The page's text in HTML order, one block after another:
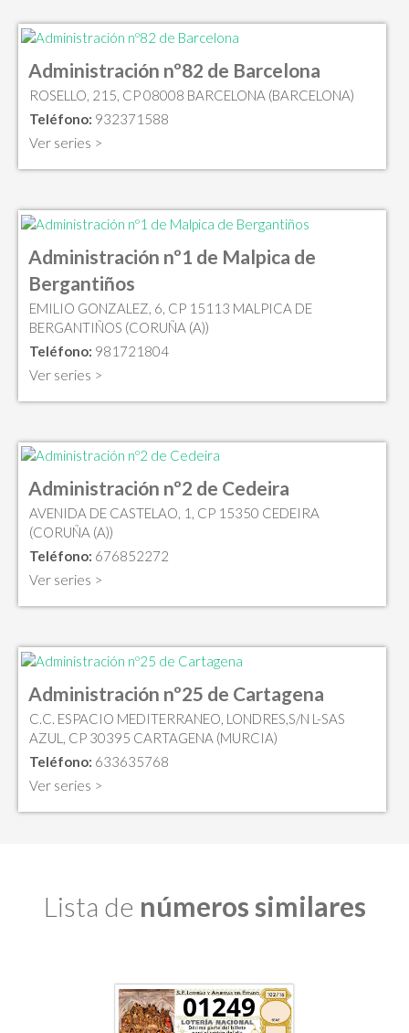
Administración nº82 de Barcelona
ROSELLO, 215, CP 08008 BARCELONA (BARCELONA)
Teléfono: 932371588
Ver series >
Administración nº1 de Malpica de
Bergantiños
EMILIO GONZALEZ, 6, CP 15113 MALPICA DE
BERGANTIÑOS (CORUÑA (A))
Teléfono: 981721804
Ver series >
Administración nº2 de Cedeira
AVENIDA DE CASTELAO, 1, CP 15350 CEDEIRA
(CORUÑA (A))
Teléfono: 676852272
Ver series >
Administración nº25 de Cartagena
C.C. ESPACIO MEDITERRANEO, LONDRES,S/N L-SAS
AZUL, CP 30395 CARTAGENA (MURCIA)
Teléfono: 633635768
Ver series >
Lista de números similares
01249